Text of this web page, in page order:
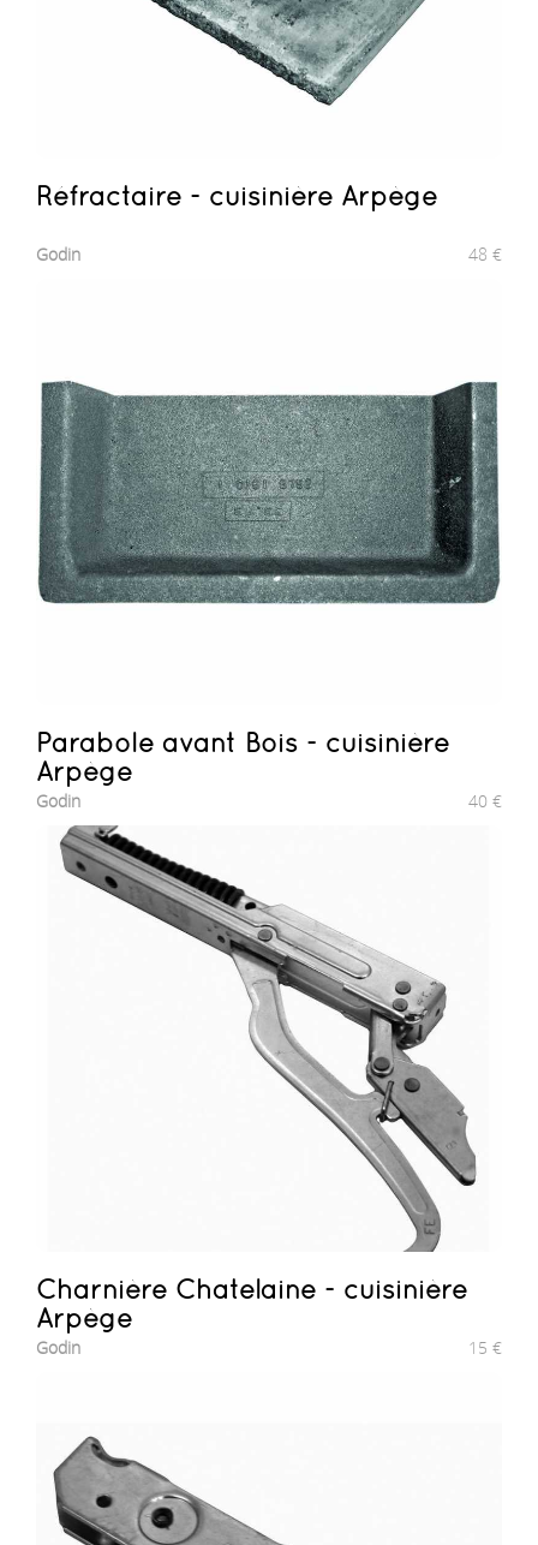
Réfractaire - cuisinière Arpège
Godin 48 €
Parabole avant Bois - cuisinière
Arpège
Godin 40 €
Charnière Chatelaine - cuisinière
Arpège
Godin 15 €